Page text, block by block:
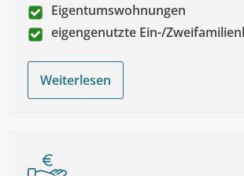
Eigentumswohnungen
eigengenutzte Ein-/
Weiterlesen